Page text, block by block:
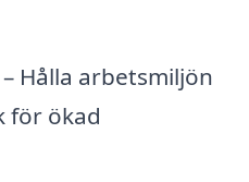
Hålla arbetsmiljön
för ökad